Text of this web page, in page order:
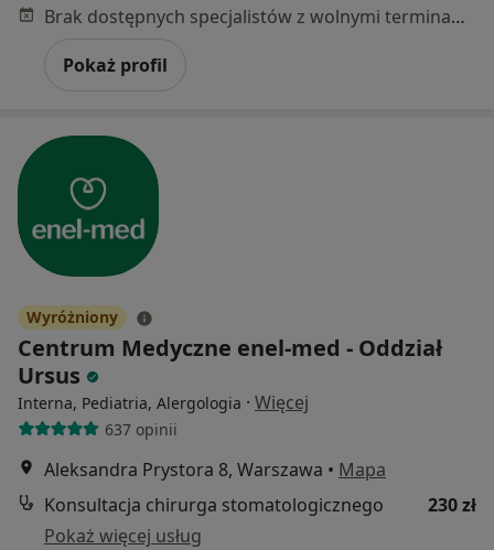
Brak dostępnych specjalistów z wolnymi terminami w tym centrum medycznym.
Pokaż profil
Wyróżniony
Centrum Medyczne enel-med - Oddział
Ursus
Interna, Pediatria, Alergologia · Więcej
637 opinii
Aleksandra Prystora 8, Warszawa • Mapa
Konsultacja chirurga stomatologicznego
230 zł
Pokaż więcej usług